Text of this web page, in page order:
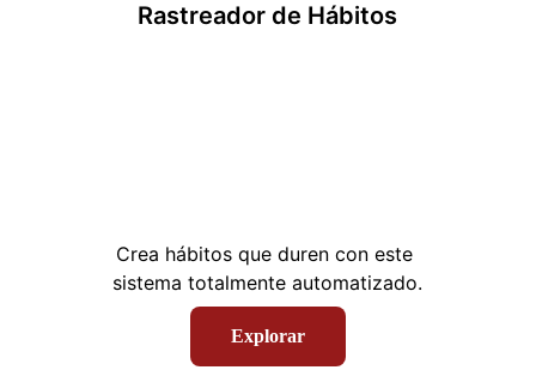
Crea hábitos que duren con este
sistema totalmente automatizado.
Rastreador de Hábitos
Explorar